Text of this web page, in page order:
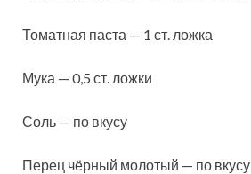
Томатная паста — 1 ст. ложка
Мука — 0,5 ст. ложки
Соль — по вкусу
Перец чёрный молотый — по вкусу